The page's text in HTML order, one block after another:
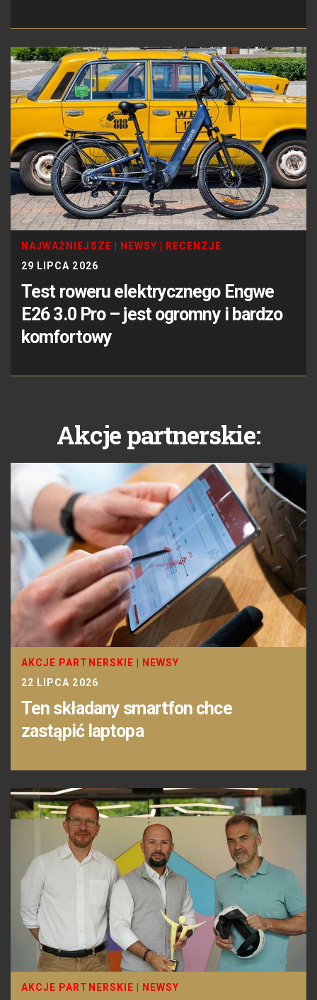
NAJWAŻNIEJSZE NEWSY
RECENZJE
29 LIPCA 2026
Test roweru elektrycznego Engwe
E26 3.0 Pro – jest ogromny i bardzo
komfortowy
Akcje partnerskie:
AKCJE PARTNERSKIE
NEWSY
22 LIPCA 2026
Ten składany smartfon chce
zastąpić laptopa
AKCJE PARTNERSKIE
NEWSY